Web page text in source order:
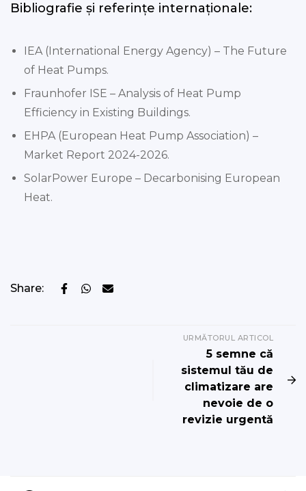
Bibliografie și referințe internaționale:
IEA (International Energy Agency) – The Future
of Heat Pumps.
Fraunhofer ISE – Analysis of Heat Pump
Efficiency in Existing Buildings.
EHPA (European Heat Pump Association) –
Market Report 2024-2026.
SolarPower Europe – Decarbonising European
Heat.
Share:
URMĂTORUL ARTICOL
5 semne că
sistemul tău de
climatizare are
nevoie de o
revizie urgentă